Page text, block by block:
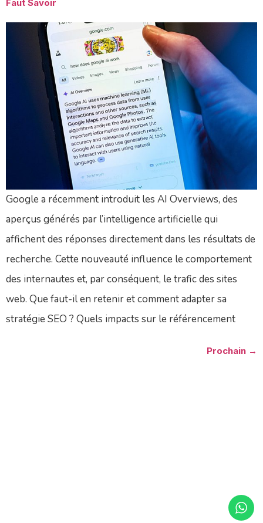
Faut Savoir
Google a récemment introduit les AI Overviews, des
aperçus générés par l’intelligence artificielle qui
affichent des réponses directement dans les résultats de
recherche. Cette nouveauté influence le comportement
des internautes et, par conséquent, le trafic des sites
web. Que faut-il en retenir et comment adapter sa
stratégie SEO ? Quels impacts sur le référencement
Prochain →